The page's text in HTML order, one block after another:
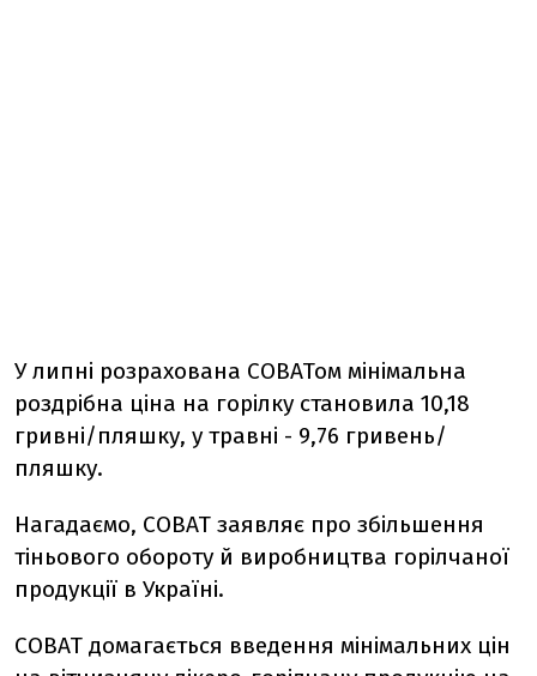
У липні розрахована СОВАТом мінімальна
роздрібна ціна на горілку становила 10,18
гривні/пляшку, у травні - 9,76 гривень/
пляшку.
Нагадаємо, СОВАТ заявляє про збільшення
тіньового обороту й виробництва горілчаної
продукції в Україні.
СОВАТ домагається введення мінімальних цін